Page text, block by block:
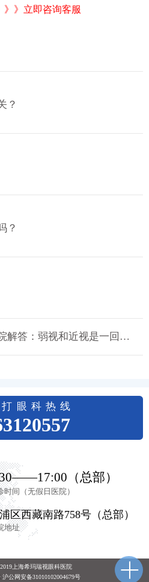
》》立即咨询客服
？
？
上海希玛瑞视眼科医院解答：弱视和近视是一回事吗？
眼科热线
（总部）
时间（无假日医院）
区西藏南路758号（总部）
地址
上海希玛瑞视眼科医院
沪公网安备31010102004679号